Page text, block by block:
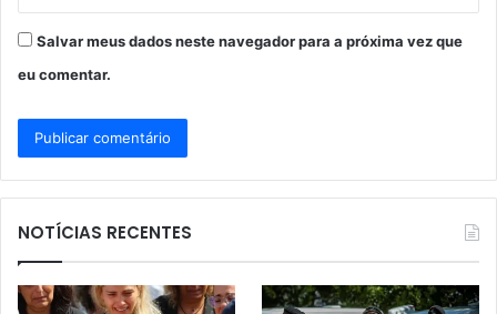
Salvar meus dados neste navegador para a próxima vez que
eu comentar.
NOTÍCIAS RECENTES